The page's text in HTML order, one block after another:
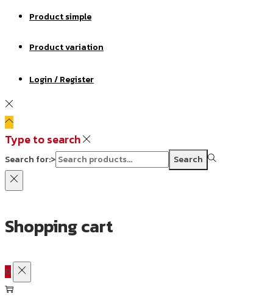
Product simple
Product variation
Login / Register
Type to search
Search for:> Search
Shopping cart
0